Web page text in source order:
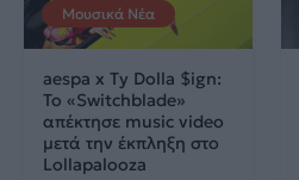
Μουσικά Νέα
aespa x Ty Dolla $ign:
Το «Switchblade»
απέκτησε music video
μετά την έκπληξη στο
Lollapalooza